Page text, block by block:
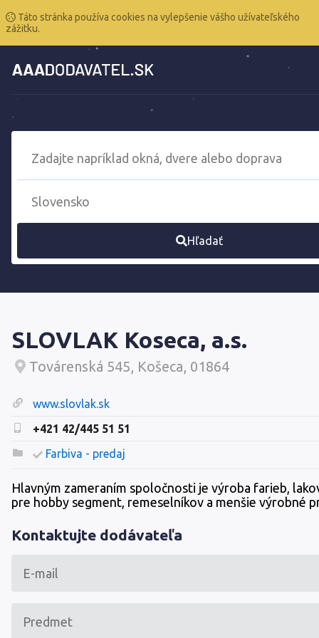
Táto stránka používa cookies na vylepšenie vášho užívateľského
zážitku.
Hľadať
SLOVLAK Koseca, a.s.
Továrenská 545, Košeca, 01864
www.slovlak.sk
+421 42/445 51 51
Farbiva - predaj
Hlavným zameraním spoločnosti je výroba farieb,
pre hobby segment, remeselníkov a menšie výrobné
Kontaktujte dodávateľa